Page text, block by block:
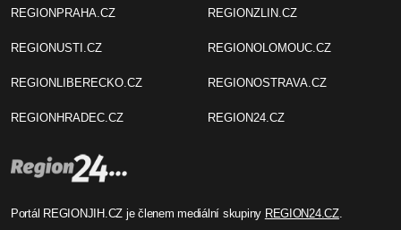
REGIONPRAHA.CZ
REGIONUSTI.CZ
REGIONLIBERECKO.CZ
REGIONHRADEC.CZ
REGIONZLIN.CZ
REGIONOLOMOUC.CZ
REGIONOSTRAVA.CZ
REGION24.CZ
Portál REGIONJIH.CZ je členem mediální skupiny REGION24.CZ.